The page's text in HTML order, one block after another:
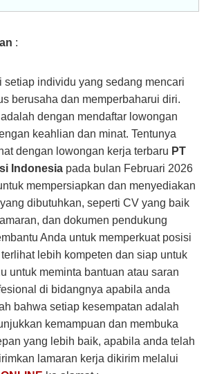
:
setiap individu yang sedang mencari
berusaha dan memperbaharui diri.
dengan mendaftar lowongan
keahlian dan minat. Tentunya
dengan lowongan kerja terbaru PT
Indonesia pada bulan Februari 2026
mempersiapkan dan menyediakan
dibutuhkan, seperti CV yang baik
dan dokumen pendukung
Anda untuk memperkuat posisi
lebih kompeten dan siap untuk
untuk meminta bantuan atau saran
di bidangnya apabila anda
bahwa setiap kesempatan adalah
kemampuan dan membuka
yang lebih baik, apabila anda telah
lamaran kerja dikirim melalui